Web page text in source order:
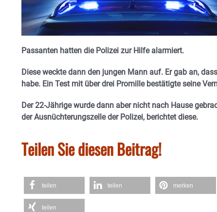
Passanten hatten die Polizei zur Hilfe alarmiert.
Diese weckte dann den jungen Mann auf. Er gab an,
habe. Ein Test mit über drei Promille bestätigte seine
Der 22-Jährige wurde dann aber nicht nach Hause
der Ausnüchterungszelle der Polizei, berichtet diese.
Teilen Sie diesen Beitrag!
teilen teilen merken
teilen